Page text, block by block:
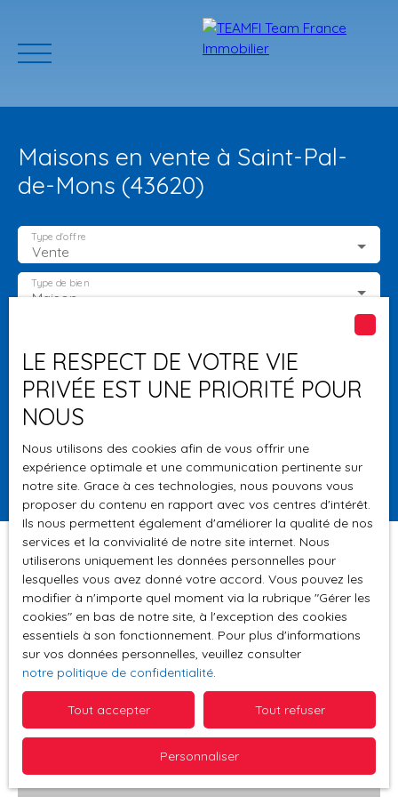
ACCUEIL PROGRAMMES
Estimation
Maisons en vente à Saint-Pal-
de-Mons (43620)
Vente
Type d'offre
Maison
Type de bien
Budget max (€)
Surface min (m²)
Rechercher
Pertinence
Trier par Créer une alerte
LE RESPECT DE VOTRE VIE
PRIVÉE EST UNE PRIORITÉ POUR
NOUS
Nous utilisons des cookies afin de vous offrir une
expérience optimale et une communication pertinente sur
notre site. Grace à ces technologies, nous pouvons vous
proposer du contenu en rapport avec vos centres d'intérêt.
Ils nous permettent également d'améliorer la qualité de nos
services et la convivialité de notre site internet. Nous
utiliserons uniquement les données personnelles pour
lesquelles vous avez donné votre accord. Vous pouvez les
modifier à n'importe quel moment via la rubrique ″Gérer les
cookies″ en bas de notre site, à l'exception des cookies
essentiels à son fonctionnement. Pour plus d'informations
sur vos données personnelles, veuillez consulter
notre politique de confidentialité.
Tout accepter Tout refuser
Personnaliser